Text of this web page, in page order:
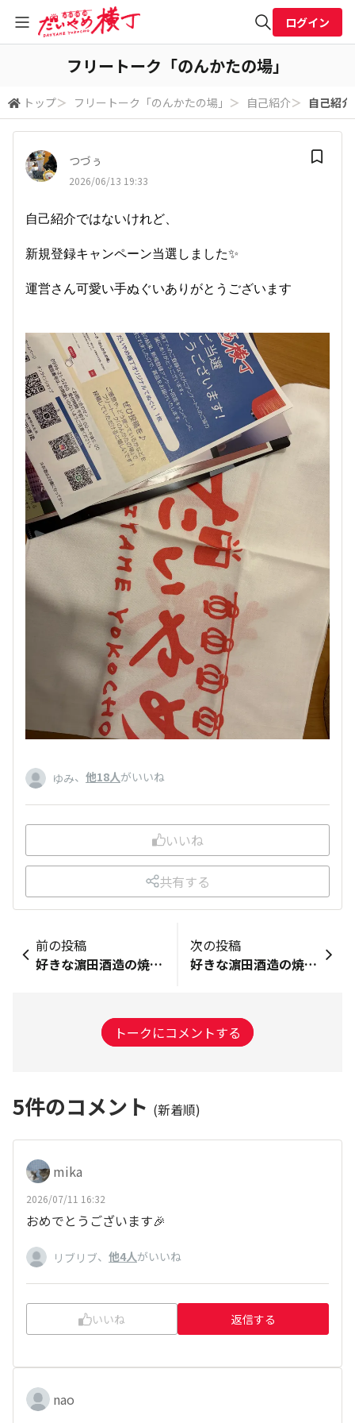
全体検索
検索
ログイン
フリートーク「のんかたの場」
トップ＞ フリートーク「のんかたの場」 ＞ 自己紹介＞ 自己紹
つづぅ
2026/06/13 19:33
自己紹介ではないけれど、
新規登録キャンペーン当選しました✨
運営さん可愛い手ぬぐいありがとうございます
ゆみ、 他18人がいいね
いいね
共有する
前の投稿
好きな濵田酒造の焼酎：Chillgreen一言：「飲んで良し、贈って良し、会話も弾むチルグリーン。」今朝、ふと思いついてから今日一日中ずーっと頭の中で繰り返されてる言葉。とまらないので投稿して収めます。🤭
次の投稿
好きな濵田酒造の焼酎：海童一言：今日は沢山買い込んできました〜珍しいだいやめの720mlも見つけたので購入初大魔王も(^^)
トークにコメントする
5件のコメント (新着順)
mika
2026/07/11 16:32
おめでとうございます🎉
リブリブ、 他4人がいいね
いいね 返信する
nao